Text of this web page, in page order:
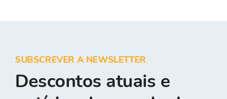
SUBSCREVER A NEWSLETTER
Descontos atuais e